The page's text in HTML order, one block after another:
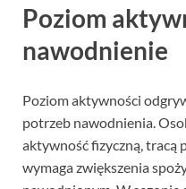
Poziom
nawodnienie
Poziom aktywności
potrzeb nawodnienia.
aktywność fizyczną, tracą
wymaga zwiększenia